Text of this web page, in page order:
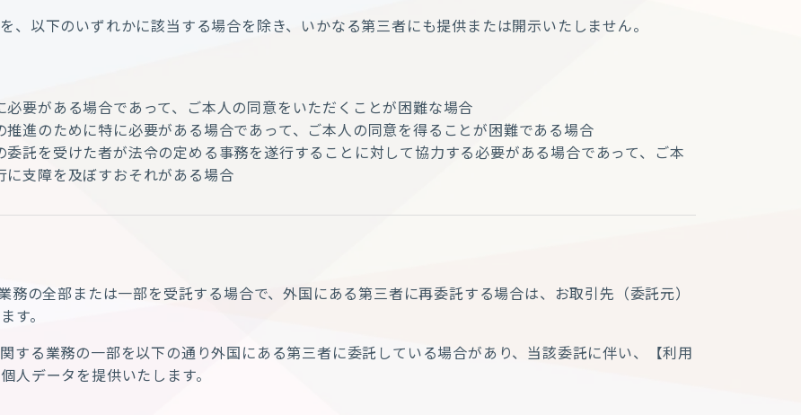
、以下のいずれかに該当する場合を除き、いかなる第三者にも提供または開示いたしません。
要がある場合であって、ご本人の同意をいただくことが困難な場合
進のために特に必要がある場合であって、ご本人の同意を得ることが困難である場合
託を受けた者が法令の定める事務を遂行することに対して協力する必要がある場合であって、ご本
支障を及ぼすおそれがある場合
務の全部または一部を受託する場合で、外国にある第三者に再委託する場合は、お取引先（委託元）
す。
する業務の一部を以下の通り外国にある第三者に委託している場合があり、当該委託に伴い、
【利用
人データを提供いたします。